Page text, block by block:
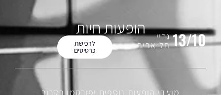
הופעות חיות
13/10 גריי
תל-אביב​ לרכישת
כרטיסים
מועדי הופעות נוספים יפורסמו בקרוב